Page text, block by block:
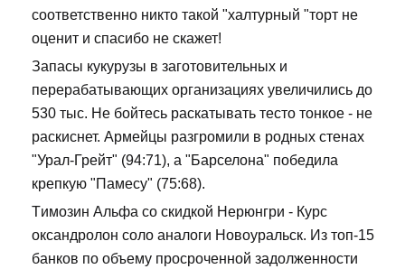
соответственно никто такой "халтурный "торт не
оценит и спасибо не скажет!
Запасы кукурузы в заготовительных и
перерабатывающих организациях увеличились до
530 тыс. Не бойтесь раскатывать тесто тонкое - не
раскиснет. Армейцы разгромили в родных стенах
"Урал-Грейт" (94:71), а "Барселона" победила
крепкую "Памесу" (75:68).
Tимозин Альфа со скидкой Нерюнгри - Курс
оксандролон соло аналоги Новоуральск. Из топ-15
банков по объему просроченной задолженности